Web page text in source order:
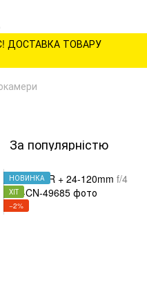
ДОСТАВКА ТОВАРУ
За популярністю
НОВИНКА
ХІТ
−2%